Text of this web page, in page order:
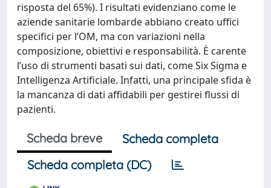
risposta del 65%). I risultati evidenziano come le
aziende sanitarie lombarde abbiano creato uffici
specifici per l’OM, ma con variazioni nella
composizione, obiettivi e responsabilità. È carente
l’uso di strumenti basati sui dati, come Six Sigma e
Intelligenza Artificiale. Infatti, una principale sfida è
la mancanza di dati affidabili per gestirei flussi di
pazienti.
Scheda breve
Scheda completa
Scheda completa (DC)